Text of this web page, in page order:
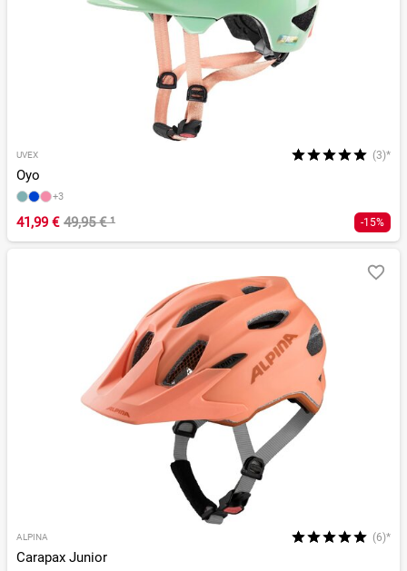
UVEX (3)*
Oyo
+3
41,99 € 49,95 €¹ -15%
ALPINA (6)*
Carapax Junior